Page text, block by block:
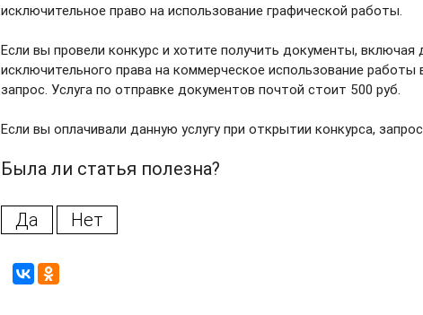
исключительное право на использование графической работы.
Если вы провели конкурс и хотите получить документы,
исключительного права на коммерческое использование
запрос. Услуга по отправке документов почтой стоит 500 руб.
Если вы оплачивали данную услугу при открытии конкурса,
Была ли статья полезна?
Да Нет